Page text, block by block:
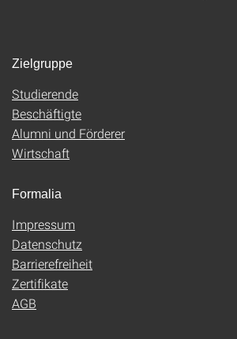
Zielgruppe
Studierende
Beschäftigte
Alumni und Förderer
Wirtschaft
Formalia
Impressum
Datenschutz
Barrierefreiheit
Zertifikate
AGB